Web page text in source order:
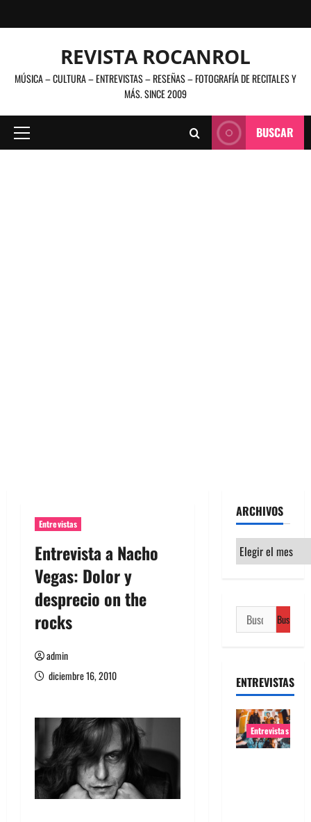
al
REVISTA ROCANROL
MÚSICA – CULTURA – ENTREVISTAS – RESEÑAS – FOTOGRAFÍA DE RECITALES Y
MÁS. SINCE 2009
Menú
BUSCAR
Entrevistas
Entrevista a Nacho
Vegas: Dolor y
desprecio on the
rocks
admin
diciembre 16, 2010
ARCHIVOS
Archivos
Buscar:
ENTREVISTAS
Entrevistas